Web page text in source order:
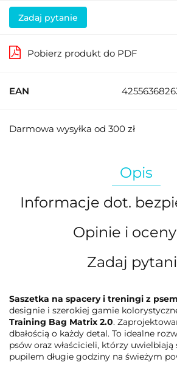
Zadaj pytanie
Pobierz produkt do PDF
EAN
Darmowa wysyłka od 300 zł
Opis
Informacje dot.
Opinie i
Zadaj
Saszetka na spacery i treningi z
designie i szerokiej gamie
Training Bag Matrix 2.0.
dbałością o każdy detal. To idealne
psów oraz właścicieli, którzy uwielbiają
pupilem długie godziny na świeżym